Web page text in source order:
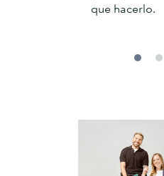
que hacerlo.